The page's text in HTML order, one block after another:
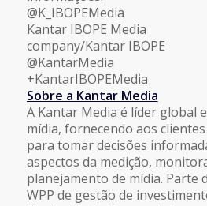
@K_IBOPEMedia
Kantar IBOPE Media
company/Kantar IBOPE
@KantarMedia
+KantarIBOPEMedia
Sobre a Kantar Media
A Kantar Media é líder global
mídia, fornecendo aos
para tomar decisões
aspectos da medição,
planejamento de mídia. Parte
WPP de gestão de